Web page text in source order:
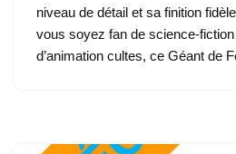
niveau de détail et sa finition
vous soyez fan de science-
d’animation cultes, ce Géant de